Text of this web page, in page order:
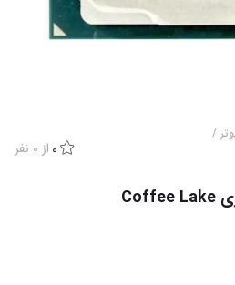
/
0 از 0 نفر
پردازنده مرکزی اینتل سری Coffee Lake